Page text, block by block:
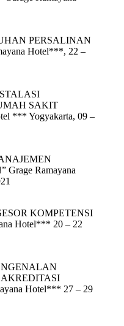
PERSALINAN
Hotel***, 22 –
SAKIT
*** Yogyakarta, 09 –
Ramayana
KOMPETENSI
Hotel*** 20 – 22
Hotel*** 27 – 29